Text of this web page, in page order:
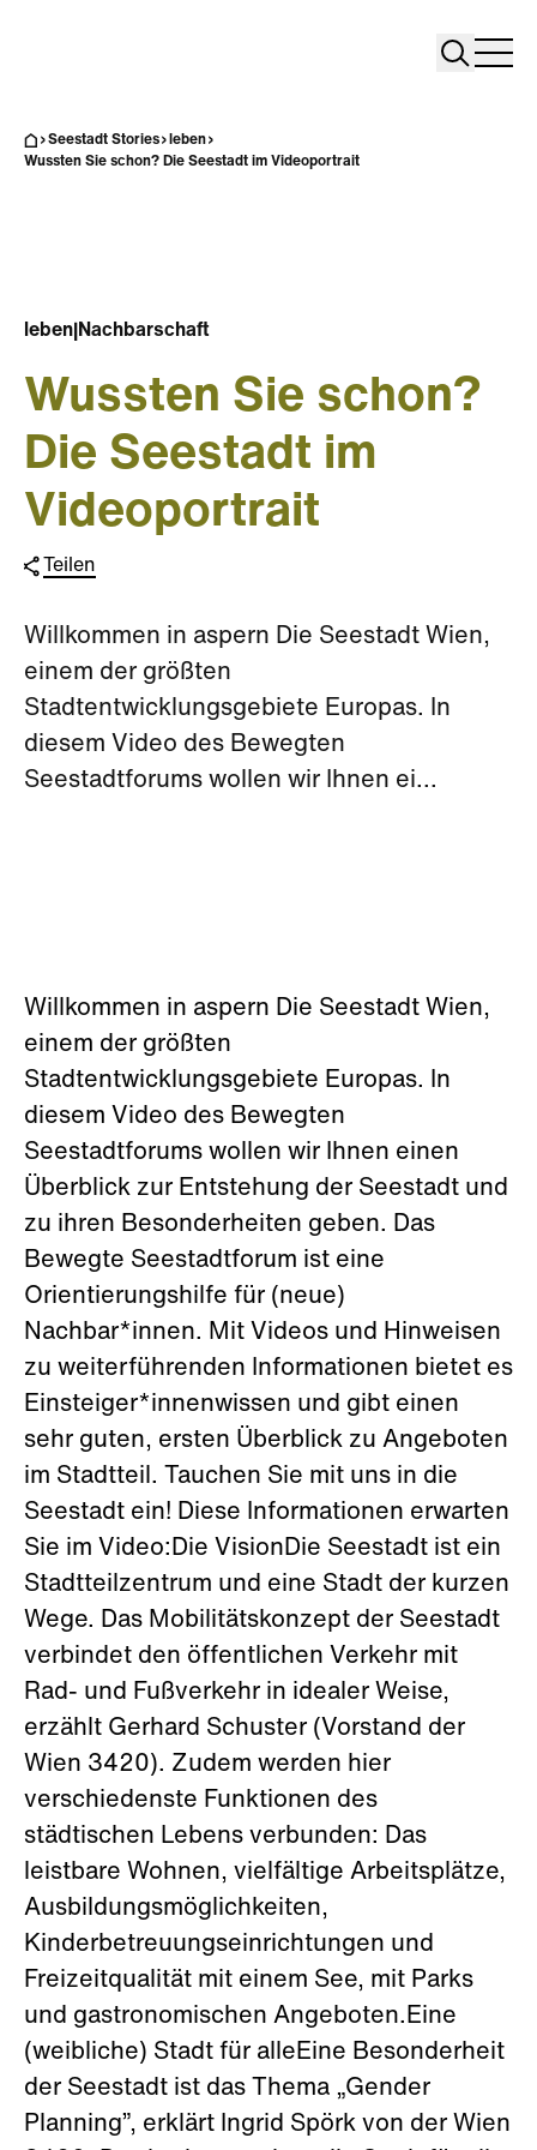
Search
Seestadt Stories
leben
Wussten Sie schon? Die Seestadt im Videoportrait
leben Nachbarschaft
Wussten Sie schon?
Die Seestadt im
Videoportrait
Teilen
Willkommen in aspern Die Seestadt Wien,
einem der größten
Stadtentwicklungsgebiete Europas. In
diesem Video des Bewegten
Seestadtforums wollen wir Ihnen ei...
Willkommen in aspern Die Seestadt Wien,
einem der größten
Stadtentwicklungsgebiete Europas. In
diesem Video des Bewegten
Seestadtforums wollen wir Ihnen einen
Überblick zur Entstehung der Seestadt und
zu ihren Besonderheiten geben. Das
Bewegte Seestadtforum ist eine
Orientierungshilfe für (neue)
Nachbar*innen. Mit Videos und Hinweisen
zu weiterführenden Informationen bietet es
Einsteiger*innenwissen und gibt einen
sehr guten, ersten Überblick zu Angeboten
im Stadtteil. Tauchen Sie mit uns in die
Seestadt ein! Diese Informationen erwarten
Sie im Video:Die VisionDie Seestadt ist ein
Stadtteilzentrum und eine Stadt der kurzen
Wege. Das Mobilitätskonzept der Seestadt
verbindet den öffentlichen Verkehr mit
Rad- und Fußverkehr in idealer Weise,
erzählt Gerhard Schuster (Vorstand der
Wien 3420). Zudem werden hier
verschiedenste Funktionen des
städtischen Lebens verbunden: Das
leistbare Wohnen, vielfältige Arbeitsplätze,
Ausbildungsmöglichkeiten,
Kinderbetreuungseinrichtungen und
Freizeitqualität mit einem See, mit Parks
und gastronomischen Angeboten.Eine
(weibliche) Stadt für alleEine Besonderheit
der Seestadt ist das Thema „Gender
Planning”, erklärt Ingrid Spörk von der Wien